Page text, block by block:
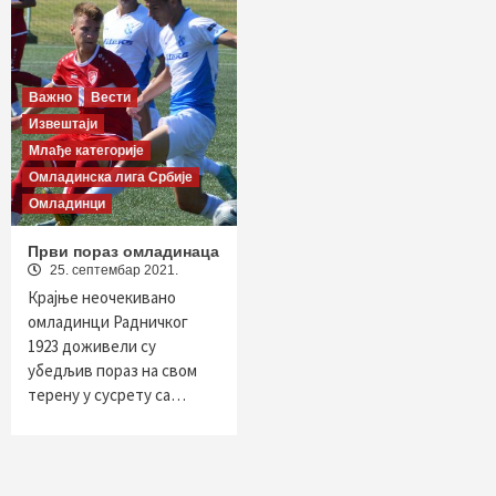
Важно
Вести
Извештаји
Млађе категорије
Омладинска лига Србије
Омладинци
Први пораз омладинаца
25. септембар 2021.
Крајње неочекивано
омладинци Радничког
1923 доживели су
убедљив пораз на свом
терену у сусрету са…